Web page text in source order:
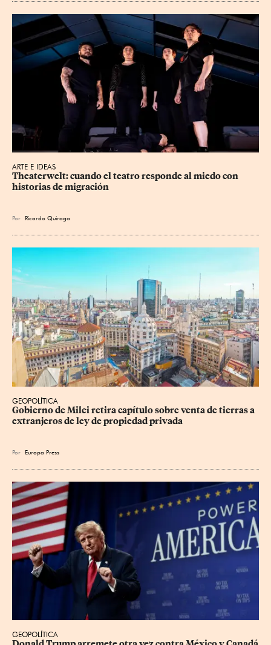
ARTE E IDEAS
Theaterwelt: cuando el teatro responde al miedo con
historias de migración
Por Ricardo Quiroga
GEOPOLÍTICA
Gobierno de Milei retira capítulo sobre venta de tierras a
extranjeros de ley de propiedad privada
Por Europa Press
GEOPOLÍTICA